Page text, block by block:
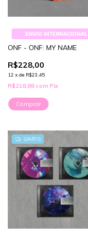
ENVIO INTERNACIONAL
ONF - ONF: MY NAME
R$228,00
12 x de R$23,45
R$218,88 com Pix
Comprar
GRÁTIS